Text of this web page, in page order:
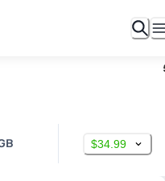
$34.99